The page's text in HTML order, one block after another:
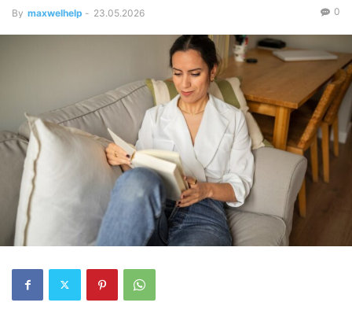
By maxwelhelp - 23.05.2026 0